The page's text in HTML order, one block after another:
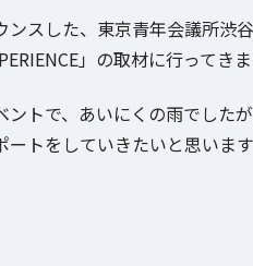
スした、東京青年会議所渋
」の取材に行ってきま
トで、あいにくの雨でした
トをしていきたいと思います